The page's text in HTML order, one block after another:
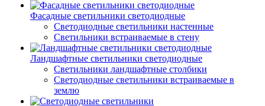
Фасадные светильники светодиодные
Светодиодные светильники настенные
Светильники встраиваемые в стену
Ландшафтные светильники светодиодные
Светильники ландшафтные столбики
Светодиодные светильники встраиваемые в
землю